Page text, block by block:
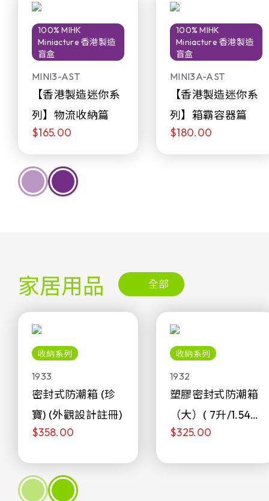
100% MIHK
Miniacture 香港製造
盲盒
MINI3-AST
【香港製造迷你系
列】物流收納篇
$165.00
100% MIHK
Miniacture 香港製造
盲盒
MINI3A-AST
【香港製造迷你系
列】箱霸容器篇
$180.00
家居用品 全部
收納系列
1933
密封式防潮箱 (珍
寶) (外觀設計註冊)
$358.00
收納系列
1932
塑膠密封式防潮箱
（大）( 7升/1.54加
侖)
$325.00